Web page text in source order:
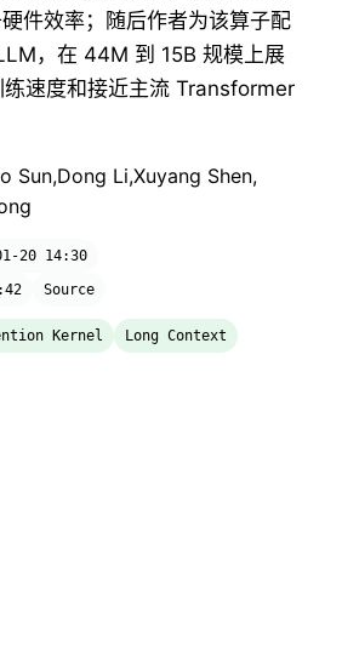
件效率；随后作者为该算子配
，在 44M 到 15B 规模上展
速度和接近主流 Transformer
Sun,Dong Li,Xuyang Shen,
20 14:30
Source
Kernel Long Context